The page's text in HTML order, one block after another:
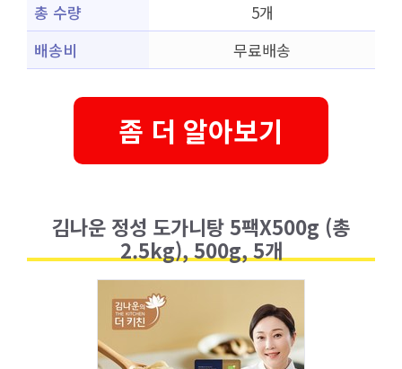
총 수량
5개
배송비
무료배송
좀 더 알아보기
김나운 정성 도가니탕 5팩X500g (총
2.5kg), 500g, 5개